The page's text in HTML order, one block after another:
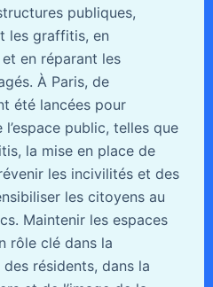
publiques,
les graffitis, en
en réparant les
À Paris, de
été lancées pour
public, telles que
la mise en place de
les incivilités et des
les citoyens au
Maintenir les espaces
rôle clé dans la
résidents, dans la